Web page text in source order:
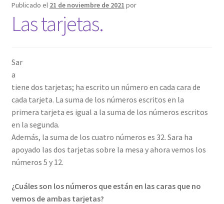
Publicado el 21 de noviembre de 2021 por
Las tarjetas.
Sar
a
tiene dos tarjetas; ha escrito un número en cada cara de
cada tarjeta. La suma de los números escritos en la
primera tarjeta es igual a la suma de los números escritos
en la segunda.
Además, la suma de los cuatro números es 32. Sara ha
apoyado las dos tarjetas sobre la mesa y ahora vemos los
números 5 y 12.
¿Cuáles son los números que están en las caras que no
vemos de ambas tarjetas?